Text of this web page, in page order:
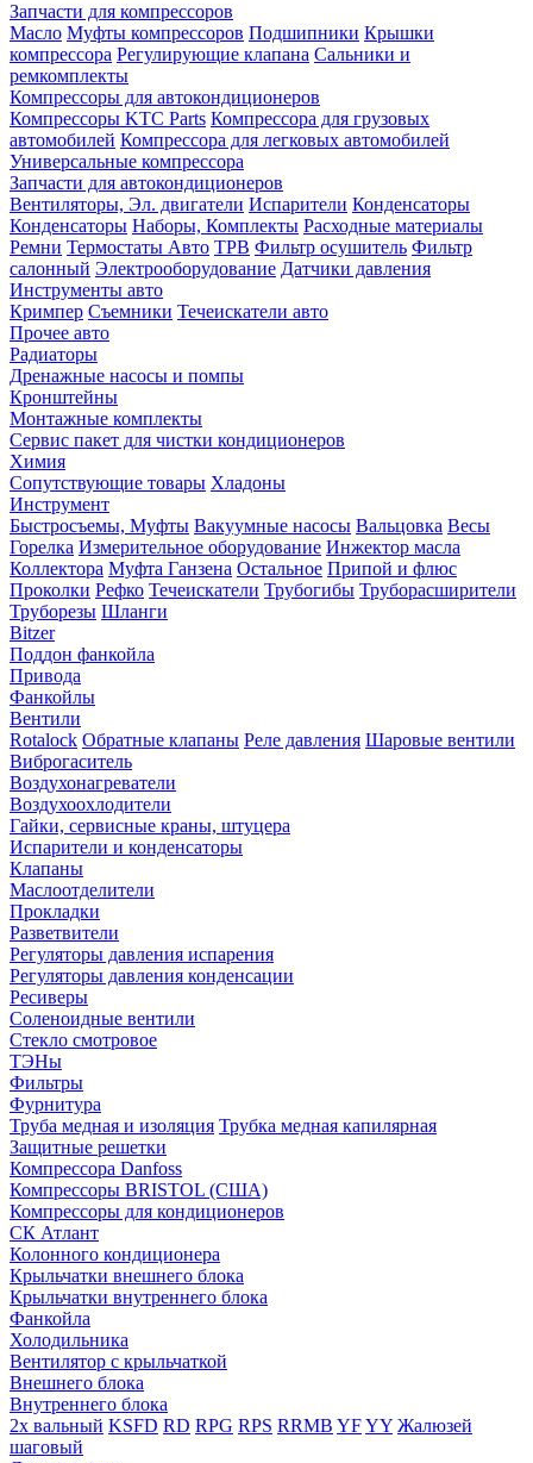
Запчасти для компрессоров
Масло Муфты компрессоров Подшипники Крышки
компрессора Регулирующие клапана Сальники и
ремкомплекты
Компрессоры для автокондиционеров
Компрессоры KTC Parts Компрессора для грузовых
автомобилей Компрессора для легковых автомобилей
Универсальные компрессора
Запчасти для автокондиционеров
Вентиляторы, Эл. двигатели Испарители Конденсаторы
Конденсаторы Наборы, Комплекты Расходные материалы
Ремни Термостаты Авто ТРВ Фильтр осушитель Фильтр
салонный Электрооборудование Датчики давления
Инструменты авто
Кримпер Съемники Течеискатели авто
Прочее авто
Радиаторы
Дренажные насосы и помпы
Кронштейны
Монтажные комплекты
Сервис пакет для чистки кондиционеров
Химия
Сопутствующие товары Хладоны
Инструмент
Быстросъемы, Муфты Вакуумные насосы Вальцовка Весы
Горелка Измерительное оборудование Инжектор масла
Коллектора Муфта Ганзена Остальное Припой и флюс
Проколки Рефко Течеискатели Трубогибы Труборасширители
Труборезы Шланги
Bitzer
Поддон фанкойла
Привода
Фанкойлы
Вентили
Rotalock Обратные клапаны Реле давления Шаровые вентили
Виброгаситель
Воздухонагреватели
Воздухоохлодители
Гайки, сервисные краны, штуцера
Испарители и конденсаторы
Клапаны
Маслоотделители
Прокладки
Разветвители
Регуляторы давления испарения
Регуляторы давления конденсации
Ресиверы
Соленоидные вентили
Стекло смотровое
ТЭНы
Фильтры
Фурнитура
Труба медная и изоляция Трубка медная капилярная
Защитные решетки
Компрессора Danfoss
Компрессоры BRISTOL (США)
Компрессоры для кондиционеров
СК Атлант
Колонного кондиционера
Крыльчатки внешнего блока
Крыльчатки внутреннего блока
Фанкойла
Холодильника
Вентилятор с крыльчаткой
Внешнего блока
Внутреннего блока
2х вальный KSFD RD RPG RPS RRMB YFYY Жалюзей
шаговый